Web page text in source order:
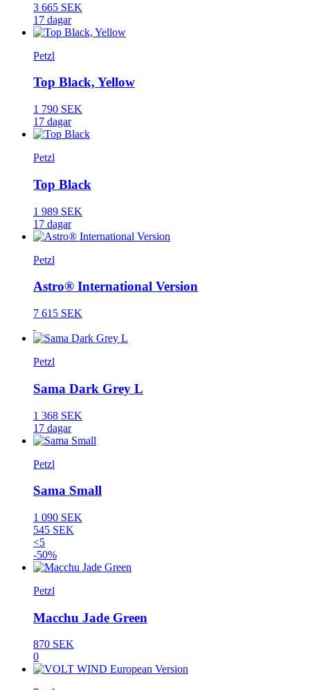
3 665 SEK
17 dagar
Petzl
Top Black, Yellow
1 790 SEK
17 dagar
Petzl
Top Black
1 989 SEK
17 dagar
Petzl
Astro® International Version
7 615 SEK
Petzl
Sama Dark Grey L
1 368 SEK
17 dagar
Petzl
Sama Small
1 090 SEK
545 SEK
<5
-50%
Petzl
Macchu Jade Green
870 SEK
0